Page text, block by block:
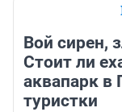
Вой сирен,
Стоит ли
аквапарк в
туристки